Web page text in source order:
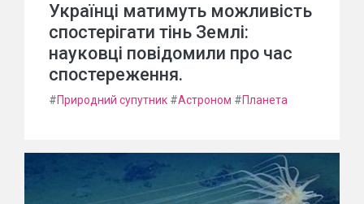
Українці матимуть можливість
спостерігати тінь Землі:
науковці повідомили про час
спостереження.
#Природний супутник #Астроном #Планета